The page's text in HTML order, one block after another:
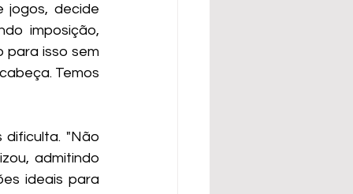
jogos, decide
imposição,
para isso sem
Temos
dificulta. "Não
admitindo
ideais para